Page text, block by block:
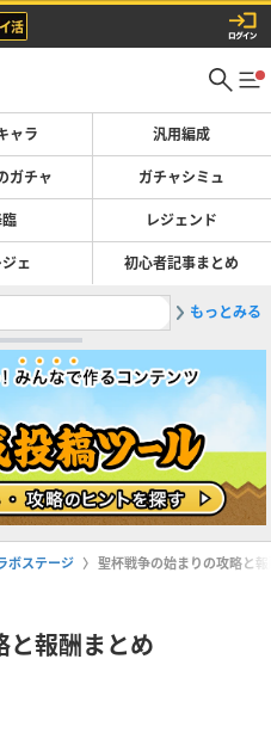
ャラ 汎用編成
ガチャ ガチャシミュ
レジェンド
ェ 初心者記事まとめ
2レジェ
もっとみる
ボステージ 聖杯戦争の始まりの攻略と
と報酬まとめ